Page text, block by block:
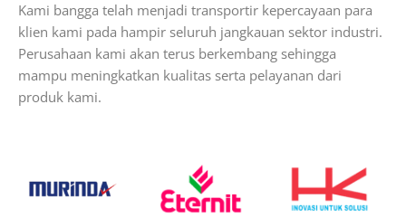
Kami bangga telah menjadi transportir kepercayaan para
klien kami pada hampir seluruh jangkauan sektor industri.
Perusahaan kami akan terus berkembang sehingga
mampu meningkatkan kualitas serta pelayanan dari
produk kami.